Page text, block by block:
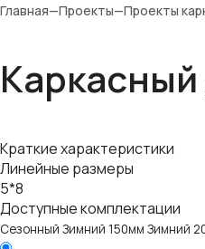
Главная—Проекты—Проекты
Краткие характеристики
Линейные размеры
5*8
Доступные комплектации
Сезонный Зимний 150мм Зимний